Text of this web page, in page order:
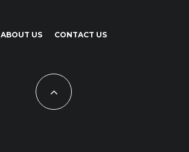
ABOUT US CONTACT US